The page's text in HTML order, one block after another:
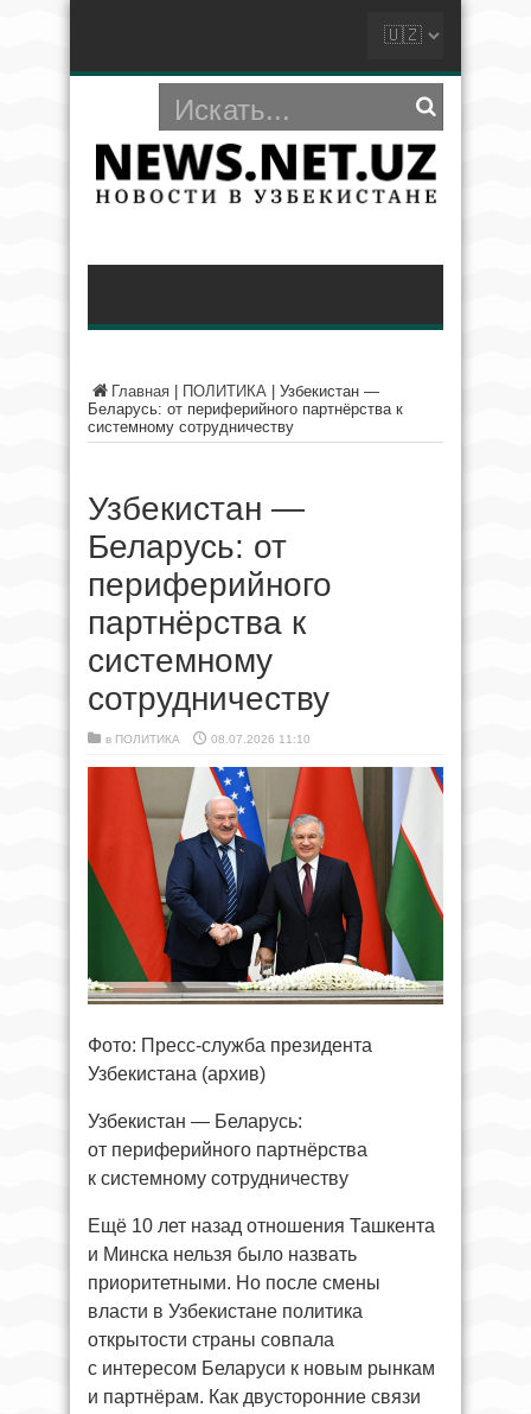
Главная ПОЛИТИКА
Узбекистан —
Беларусь: от периферийного партнёрства к
системному сотрудничеству
Узбекистан —
Беларусь: от
периферийного
партнёрства к
системному
сотрудничеству
в ПОЛИТИКА 08.07.2026 11:10
Фото: Пресс-служба президента
Узбекистана (архив)
Узбекистан — Беларусь:
от периферийного партнёрства
к системному сотрудничеству
Ещё 10 лет назад отношения Ташкента
и Минска нельзя было назвать
приоритетными. Но после смены
власти в Узбекистане политика
открытости страны совпала
с интересом Беларуси к новым рынкам
и партнёрам. Как двусторонние связи